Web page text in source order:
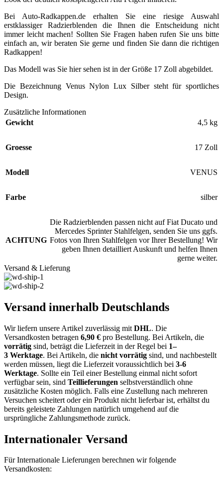
Bei Auto-Radkappen.de erhalten Sie eine riesige Auswahl
erstklassiger Radzierblenden die Ihnen die Entscheidung nicht
immer leicht machen! Sollten Sie Fragen haben rufen Sie uns bitte
einfach an, wir beraten Sie gerne und finden Sie dann die richtigen
Radkappen!
Das Modell was Sie hier sehen ist in der Größe 17 Zoll abgebildet.
Die Bezeichnung Venus Nylon Lux Silber steht für sportliches
Design.
Zusätzliche Informationen
Gewicht
4,5 kg
Groesse 17 Zoll
Modell VENUS
Farbe silber
ACHTUNG
Die Radzierblenden passen nicht auf Fiat Ducato und
Mercedes Sprinter Stahlfelgen, senden Sie uns ggfs.
Fotos von Ihren Stahlfelgen vor Ihrer Bestellung! Wir
geben Ihnen detailliert Auskunft und helfen Ihnen
gerne weiter.
Versand & Lieferung
Versand innerhalb Deutschlands
Wir liefern unsere Artikel zuverlässig mit DHL. Die
Versandkosten betragen 6,90 € pro Bestellung. Bei Artikeln, die
vorrätig sind, beträgt die Lieferzeit in der Regel bei 1–
3 Werktage. Bei Artikeln, die nicht vorrätig sind, und nachbestellt
werden müssen, liegt die Lieferzeit voraussichtlich bei 3-6
Werktage. Sollte ein Teil einer Bestellung einmal nicht sofort
verfügbar sein, sind Teillieferungen selbstverständlich ohne
zusätzliche Kosten möglich. Falls eine Zustellung nach mehreren
Versuchen scheitert oder ein Produkt nicht lieferbarist, erhältst du
bereits geleistete Zahlungen natürlich umgehend auf die
ursprüngliche Zahlungsmethode zurück.
Internationaler Versand
Für Internationale Lieferungen berechnen wir folgende
Versandkosten: